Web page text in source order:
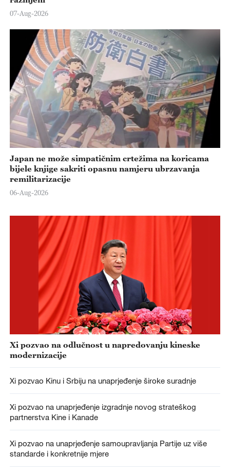
07-Aug-2026
Japan ne može simpatičnim crtežima na koricama
bijele knjige sakriti opasnu namjeru ubrzavanja
remilitarizacije
06-Aug-2026
Xi pozvao na odlučnost u napredovanju kineske
modernizacije
Xi pozvao Kinu i Srbiju na unaprjeđenje široke suradnje
Xi pozvao na unaprjeđenje izgradnje novog strateškog
partnerstva Kine i Kanade
Xi pozvao na unaprjeđenje samoupravljanja Partije uz više
standarde i konkretnije mjere